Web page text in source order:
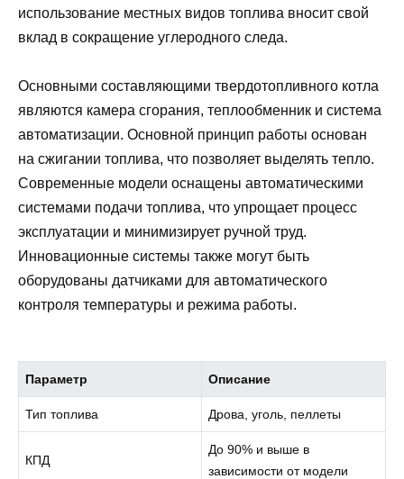
использование местных видов топлива вносит свой
вклад в сокращение углеродного следа.
Основными составляющими твердотопливного котла
являются камера сгорания, теплообменник и система
автоматизации. Основной принцип работы основан
на сжигании топлива, что позволяет выделять тепло.
Современные модели оснащены автоматическими
системами подачи топлива, что упрощает процесс
эксплуатации и минимизирует ручной труд.
Инновационные системы также могут быть
оборудованы датчиками для автоматического
контроля температуры и режима работы.
Параметр Описание
Тип топлива Дрова, уголь, пеллеты
КПД
До 90% и выше в
зависимости от модели